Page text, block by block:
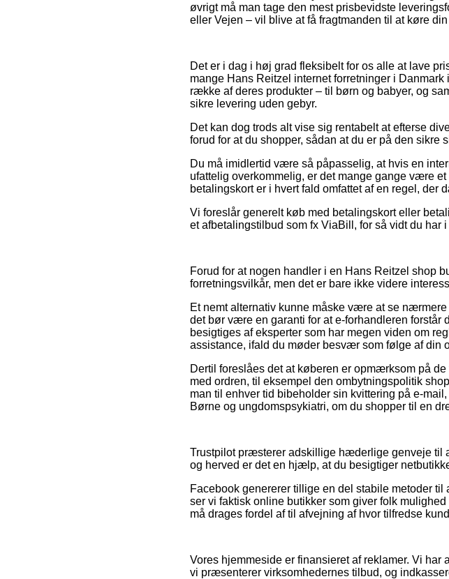
øvrigt må man tage den mest prisbevidste
eller Vejen – vil blive at få fragtmanden til at køre
Det er i dag i høj grad fleksibelt for os alle at lave
mange Hans Reitzel internet forretninger i
række af deres produkter – til børn og babyer, og
sikre levering uden gebyr.
Det kan dog trods alt vise sig rentabelt at efterse
forud for at du shopper, sådan at du er på den sikre
Du må imidlertid være så påpasselig, at hvis en
ufattelig overkommelig, er det mange gange være
betalingskort er i hvert fald omfattet af en regel, der
Vi foreslår generelt køb med betalingskort eller
et afbetalingstilbud som fx ViaBill, for så vidt du har
Forud for at nogen handler i en Hans Reitzel shop
forretningsvilkår, men det er bare ikke videre
Et nemt alternativ kunne måske være at se
det bør være en garanti for at e-forhandleren
besigtiges af eksperter som har megen viden om
assistance, ifald du møder besvær som følge af din
Dertil foreslåes det at køberen er opmærksom på
med ordren, til eksempel den ombytningspolitik
man til enhver tid bibeholder sin kvittering på e-
Børne og ungdomspsykiatri, om du shopper til en
Trustpilot præsterer adskillige hæderlige genveje til
og herved er det en hjælp, at du besigtiger
Facebook genererer tillige en del stabile metoder
ser vi faktisk online butikker som giver folk
må drages fordel af til afvejning af hvor tilfredse
Vores hjemmeside er finansieret af reklamer. Vi
vi præsenterer virksomhedernes tilbud, og